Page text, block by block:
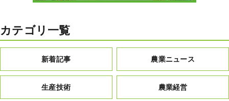
カテゴリ一覧
新着記事 農業ニュース
生産技術 農業経営